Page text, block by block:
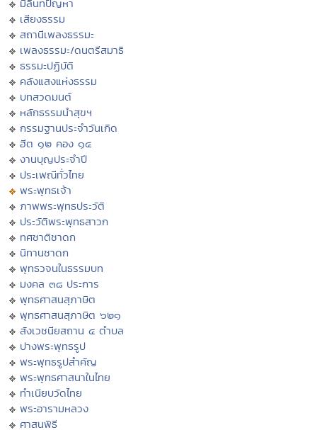
มิลินทปัญหา
เสียงธรรม
สถานีเพลงธรรมะ
เพลงธรรมะ/ดนตรีสมาธิ
ธรรมะปฏิบัติ
คลังแสงแห่งธรรม
บทสวดมนต์
หลักธรรมนำสุขฯ
กรรมฐานประจำวันเกิด
ฮีต ๑๒ คอง ๑๔
งานบุญประจำปี
ประเพณีทั่วไทย
พระพุทธเจ้า
ภาพพระพุทธประวัติ
ประวัติพระพุทธสาวก
ทศชาติชาดก
นิทานชาดก
พุทธวจนในธรรมบท
มงคล ๓๘ ประการ
พุทธศาสนสุภาษิต
พุทธศาสนสุภาษิต ๖๒๑
สังเวชนียสถาน ๔ ตำบล
ปางพระพุทธรูป
พระพุทธรูปสำคัญ
พระพุทธศาสนาในไทย
ทำเนียบวัดไทย
พระอารามหลวง
ศาสนพิธี